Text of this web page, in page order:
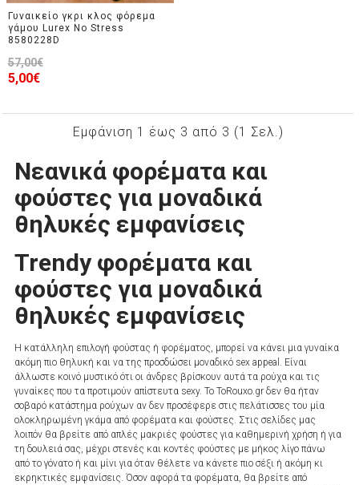
Νεανικά φορέματα και
φούστες για μοναδικά
θηλυκές εμφανίσεις
Trendy φορέματα και
φούστες για μοναδικά
θηλυκές εμφανίσεις
Η κατάλληλη επιλογή φούστας ή φορέματος, μπορεί να κάνει μια γυναίκα
ακόμη πιο θηλυκή και να της προσδώσει μοναδικό sex appeal. Είναι
άλλωστε κοινό μυστικό ότι οι άνδρες βρίσκουν αυτά τα ρούχα και τις
γυναίκες που τα προτιμούν απίστευτα sexy. Το ToRouxo.gr δεν θα ήταν
σοβαρό κατάστημα ρούχων αν δεν προσέφερε στις πελάτισσες του μία
ολοκληρωμένη γκάμα από φορέματα και φούστες. Στις σελίδες μας
λοιπόν θα βρείτε από απλές μακριές φούστες για καθημερινή χρήση ή για
τη δουλειά σας, μέχρι στενές και κοντές φούστες με μήκος λίγο πάνω
από το γόνατο ή και μίνι για όταν θέλετε να κάνετε πιο σέξι ή ακόμη κι
εκρηκτικές εμφανίσεις. Όσον αφορά τα φορέματα, θα βρείτε από
Γυναικείο γκρι κλος φόρεμα
γάμου Lurex No Stress
8580228D
5,00€
57,00€
Εμφάνιση 1 έως 3 από 3 (1 Σελ.)